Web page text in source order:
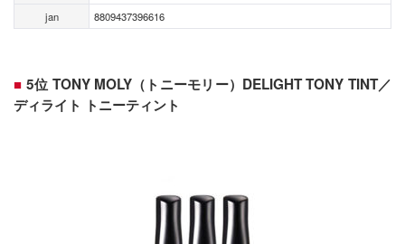
jan
8809437396616
5位 TONY MOLY（トニーモリー）DELIGHT TONY TINT／
ディライト トニーティント